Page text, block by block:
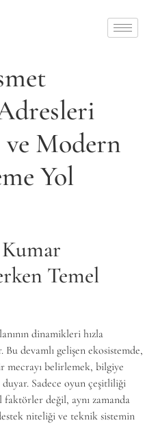
Modern
Yol
Kumar
Temel
dinamikleri hızla
devamlı gelişen ekosistemde,
mecrayı belirlemek, bilgiye
Sadece oyun çeşitliliği
değil, aynı zamanda
niteliği ve teknik sistemin